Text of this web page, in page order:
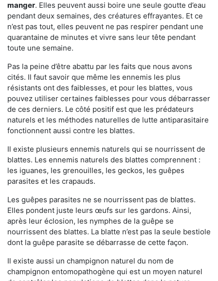
manger. Elles peuvent aussi boire une seule goutte d’eau
pendant deux semaines, des créatures effrayantes. Et ce
n’est pas tout, elles peuvent ne pas respirer pendant une
quarantaine de minutes et vivre sans leur tête pendant
toute une semaine.
Pas la peine d’être abattu par les faits que nous avons
cités. Il faut savoir que même les ennemis les plus
résistants ont des faiblesses, et pour les blattes, vous
pouvez utiliser certaines faiblesses pour vous débarrasser
de ces derniers. Le côté positif est que les prédateurs
naturels et les méthodes naturelles de lutte antiparasitaire
fonctionnent aussi contre les blattes.
Il existe plusieurs ennemis naturels qui se nourrissent de
blattes. Les ennemis naturels des blattes comprennent :
les iguanes, les grenouilles, les geckos, les guêpes
parasites et les crapauds.
Les guêpes parasites ne se nourrissent pas de blattes.
Elles pondent juste leurs œufs sur les gardons. Ainsi,
après leur éclosion, les nymphes de la guêpe se
nourrissent des blattes. La blatte n’est pas la seule bestiole
dont la guêpe parasite se débarrasse de cette façon.
Il existe aussi un champignon naturel du nom de
champignon entomopathogène qui est un moyen naturel